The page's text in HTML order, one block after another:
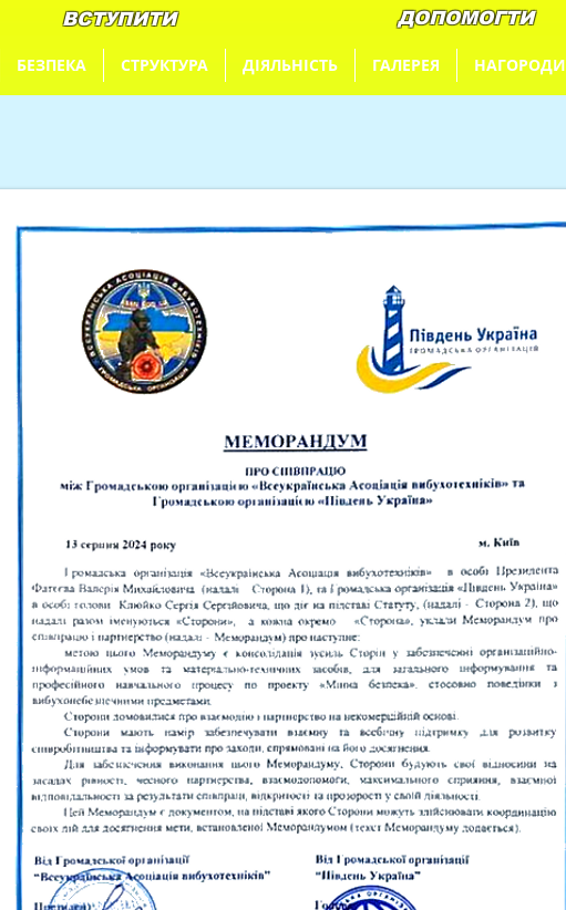
ВСТУПИТИ ДОПОМОГТИ
БЕЗПЕКА СТРУКТУРА ДІЯЛЬНІСТЬ ГАЛЕРЕЯ НАГОРОДИ